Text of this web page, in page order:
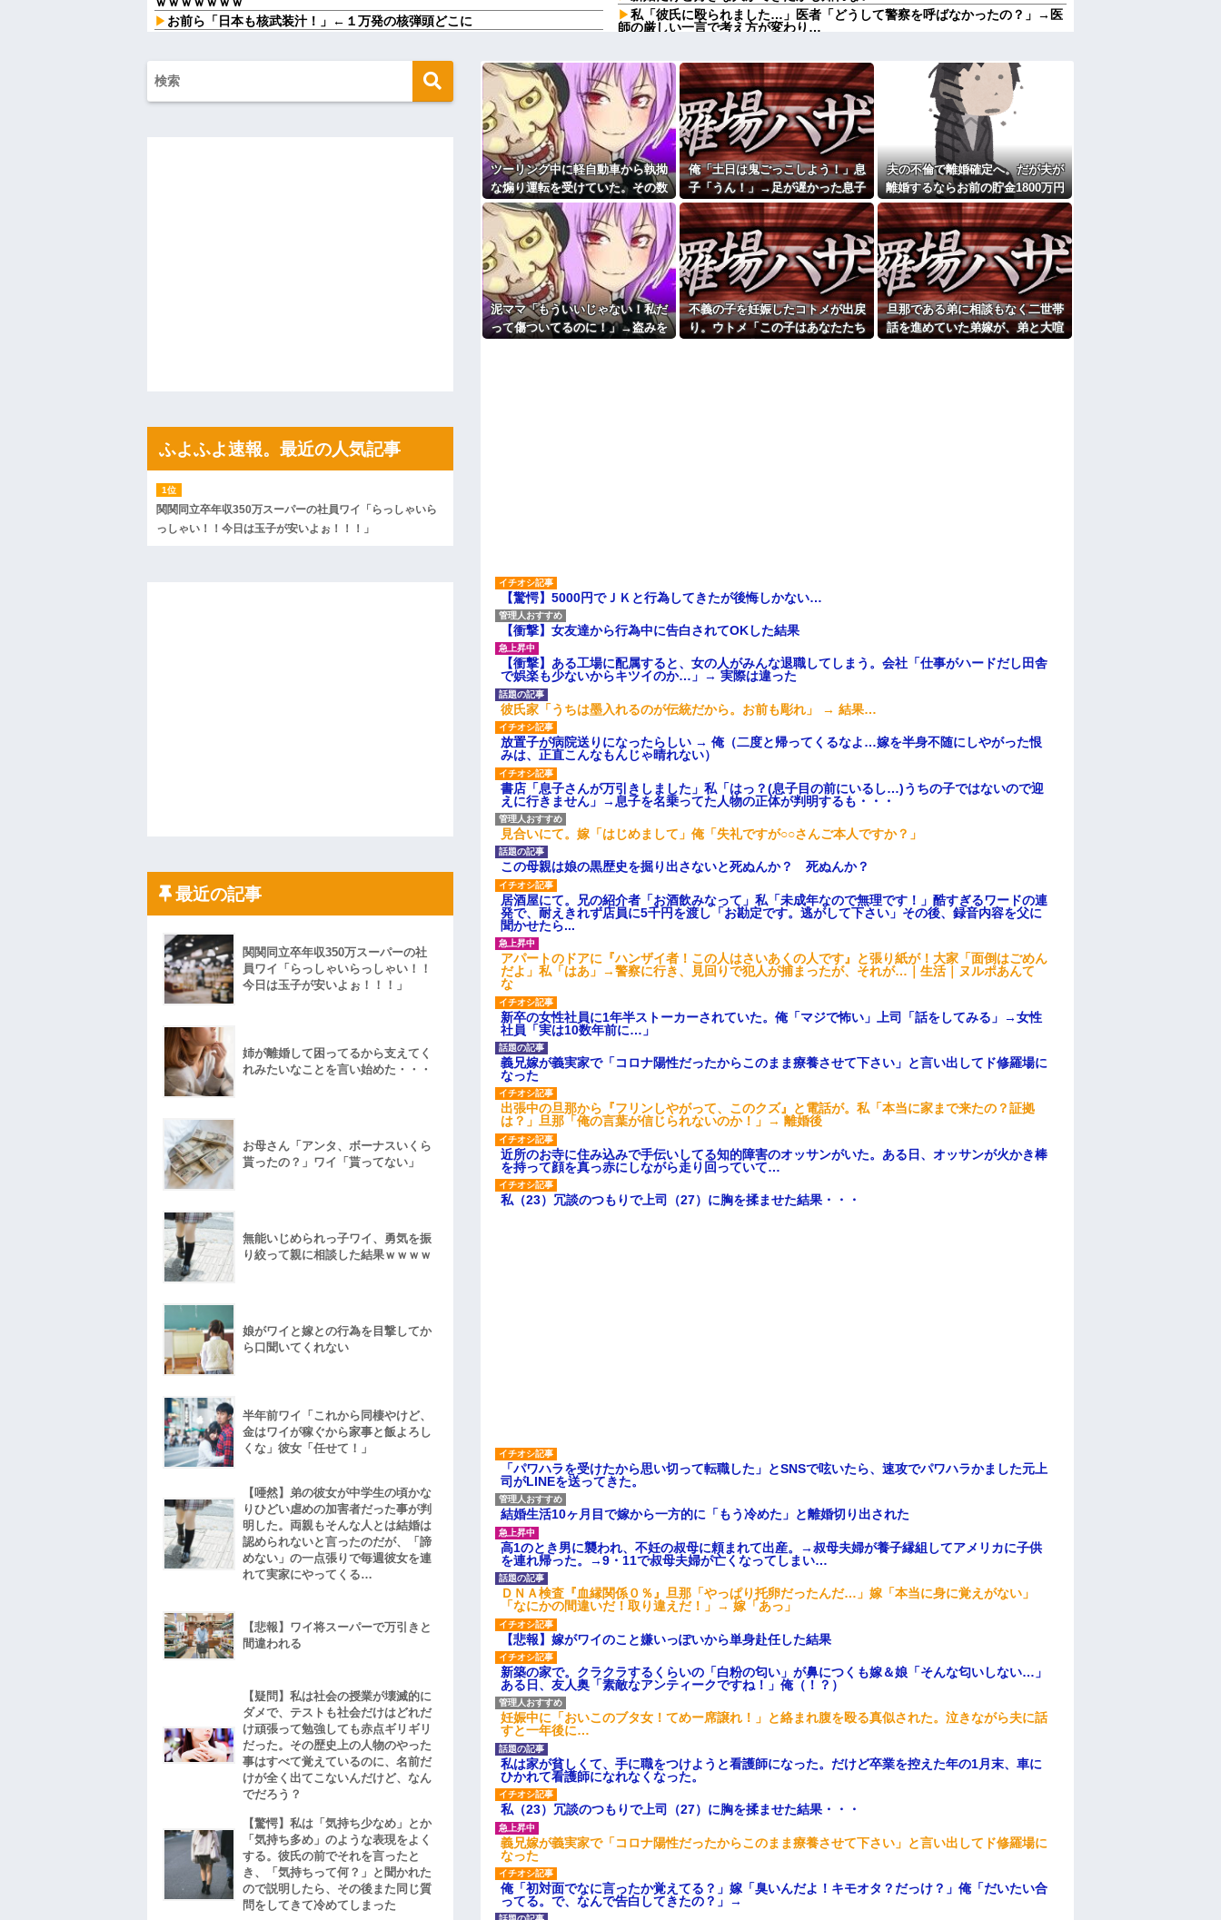
お前ら「日本も核武装汁！」←１万発の核弾頭どこに
行方不明になった子の名前が「大和」だと知った。その名前について考えた
結果、ネットで意見が真っ二つになっていて…
子供がバイトで貯めた資金で旅行中の話だけど、ちょっとお金足りないから
飛行機に乗ると、自分の指定席には見知らぬ子どもが座っていた。声を掛け
Aさんの家に子連れで集まって遊ばせてたときに、ゲーム機が壊れた。親は
嫁が頻繁に転職するせいで俺が職場で恥をかいてる理由がこれ・・・
【悲報】 マイナ保険証のクソぶり、バレるｗｗｗｗｗｗｗｗｗ
ハードオフに売っていた4万4000円のフィギュアがヤバすぎるｗｗｗｗｗｗ
私「ちょっと、人の家の金庫触らないでよ！」キチママ『そこに金庫があっ
たから、開けてみようとしただけ☆』義兄「泥は出てけ！二度と来るな！」結
私「初めて飲む味だけどなんのお茶？」彼「ちっ！」私「」
wwwwwwwwwwww
【悲報】佐藤輝明・・・２軍でも盛大にやらかす←あまり悲しませないでく
れ
私「彼氏に殴られました…」医者「どうして警察を呼ばなかったの？」→医
師の厳しい一言で考え方が変わり…
り残されて・・・
私の地元は治安が悪く、弱いものいじめや犯罪を楽しみながら行うことが陽
キャの条件だった
義兄嫁が「義兄と喧嘩してDVされた、助けて」とウチに子連れで押しかけ
てきた。私「無理」義兄嫁「お腹痛い…苦しい…」私「はぁ」→交番に電話し
たら、甘いことを言われ…
【急増】「外国人受け入れ反対」56.3％に わずか2年で20.7ポイント増、
東大調査「若い世代ほど増加」
私が入院しているとき、義兄嫁が私の子供達に「お母さんが死んだらどうす
るの？うちでは引き取れないわよ。」と
Ａちゃんママは遊園地や水族館が大嫌い。夏休みのお出かけ先はおばあちゃ
んちだけ。私の母「可哀想。孫ちゃんと一緒にＴＤＬに連れて行ってあげた
い」→Ａママに烈火の如くキレられた
こども園から孫が怪我した迎えにと連絡あり。石をどかしてミミズ集め足の
上に石を落としたそうな
主な税金の成り立ちを調べてみたよ
ツーリング中に軽自動車から執拗
な煽り運転を受けていた。その数
分後、思わぬ結末を目撃すること
になり…
俺「土日は鬼ごっこしよう！」息
子「うん！」→足が遅かった息子
と本気で遊び続けた10年後…
夫の不倫で離婚確定へ。だが夫が
離婚するならお前の貯金1800万円
を財産分与しろ」と言い出した
泥ママ「もういいじゃない！私だ
って傷ついてるのに！」→盗みを
不義の子を妊娠したコトメが出戻
り。ウトメ「この子はあなたたち
旦那である弟に相談もなく二世帯
話を進めていた弟嫁が、弟と大喧
【驚愕】5000円でＪＫと行為してきたが後悔しかない…
【衝撃】女友達から行為中に告白されてOKした結果
【衝撃】ある工場に配属すると、女の人がみんな退職してしまう。会社「仕事がハードだし田舎
で娯楽も少ないからキツイのか…」→ 実際は違った
彼氏家「うちは墨入れるのが伝統だから。お前も彫れ」 → 結果…
放置子が病院送りになったらしい → 俺（二度と帰ってくるなよ…嫁を半身不随にしやがった恨
みは、正直こんなもんじゃ晴れない）
書店「息子さんが万引きしました」私「はっ？(息子目の前にいるし…)うちの子ではないので迎
えに行きません」→息子を名乗ってた人物の正体が判明するも・・・
見合いにて。嫁「はじめまして」俺「失礼ですが○○さんご本人ですか？」
この母親は娘の黒歴史を掘り出さないと死ぬんか？ 死ぬんか？
居酒屋にて。兄の紹介者「お酒飲みなって」私「未成年なので無理です！」酷すぎるワードの連
発で、耐えきれず店員に5千円を渡し「お勘定です。逃がして下さい」その後、録音内容を父に
聞かせたら...
アパートのドアに『ハンザイ者！この人はさいあくの人です』と張り紙が！大家「面倒はごめん
だよ」私「はあ」→警察に行き、見回りで犯人が捕まったが、それが…｜生活｜ヌルポあんて
な
新卒の女性社員に1年半ストーカーされていた。俺「マジで怖い」上司「話をしてみる」→女性
社員「実は10数年前に…」
義兄嫁が義実家で「コロナ陽性だったからこのまま療養させて下さい」と言い出してド修羅場に
なった
出張中の旦那から『フリンしやがって、このクズ』と電話が。私「本当に家まで来たの？証拠
は？」旦那「俺の言葉が信じられないのか！」→ 離婚後
近所のお寺に住み込みで手伝いしてる知的障害のオッサンがいた。ある日、オッサンが火かき棒
を持って顔を真っ赤にしながら走り回っていて…
私（23）冗談のつもりで上司（27）に胸を揉ませた結果・・・
「パワハラを受けたから思い切って転職した」とSNSで呟いたら、速攻でパワハラかました元上
司がLINEを送ってきた。
結婚生活10ヶ月目で嫁から一方的に「もう冷めた」と離婚切り出された
高1のとき男に襲われ、不妊の叔母に頼まれて出産。→叔母夫婦が養子縁組してアメリカに子供
を連れ帰った。→9・11で叔母夫婦が亡くなってしまい…
ＤＮＡ検査『血縁関係０％』旦那「やっぱり托卵だったんだ…」嫁「本当に身に覚えがない」
「なにかの間違いだ！取り違えだ！」→ 嫁「あっ」
【悲報】嫁がワイのこと嫌いっぽいから単身赴任した結果
新築の家で。クラクラするくらいの「白粉の匂い」が鼻につくも嫁＆娘「そんな匂いしない…」
ある日、友人奥「素敵なアンティークですね！」俺（！？）
妊娠中に「おいこのブタ女！てめー席譲れ！」と絡まれ腹を殴る真似された。泣きながら夫に話
すと一年後に…
私は家が貧しくて、手に職をつけようと看護師になった。だけど卒業を控えた年の1月末、車に
ひかれて看護師になれなくなった。
私（23）冗談のつもりで上司（27）に胸を揉ませた結果・・・
義兄嫁が義実家で「コロナ陽性だったからこのまま療養させて下さい」と言い出してド修羅場に
なった
俺「初対面でなに言ったか覚えてる？」嫁「臭いんだよ！キモオタ？だっけ？」俺「だいたい合
ってる。で、なんで告白してきたの？」→
ふよふよ速報。最近の人気記事
関関同立卒年収350万スーパーの社員ワイ「らっしゃいら
っしゃい！！今日は玉子が安いよぉ！！！」
最近の記事
関関同立卒年収350万スーパーの社
員ワイ「らっしゃいらっしゃい！！
今日は玉子が安いよぉ！！！」
姉が離婚して困ってるから支えてく
れみたいなことを言い始めた・・・
お母さん「アンタ、ボーナスいくら
貰ったの？」ワイ「貰ってない」
無能いじめられっ子ワイ、勇気を振
り絞って親に相談した結果ｗｗｗｗ
娘がワイと嫁との行為を目撃してか
ら口聞いてくれない
半年前ワイ「これから同棲やけど、
金はワイが稼ぐから家事と飯よろし
くな」彼女「任せて！」
【唖然】弟の彼女が中学生の頃かな
りひどい虐めの加害者だった事が判
明した。両親もそんな人とは結婚は
認められないと言ったのだが、「諦
めない」の一点張りで毎週彼女を連
れて実家にやってくる…
【悲報】ワイ将スーパーで万引きと
間違われる
【疑問】私は社会の授業が壊滅的に
ダメで、テストも社会だけはどれだ
け頑張って勉強しても赤点ギリギリ
だった。その歴史上の人物のやった
事はすべて覚えているのに、名前だ
けが全く出てこないんだけど、なん
でだろう？
【驚愕】私は「気持ち少なめ」とか
「気持ち多め」のような表現をよく
する。彼氏の前でそれを言ったと
き、「気持ちって何？」と聞かれた
ので説明したら、その後また同じ質
問をしてきて冷めてしまった